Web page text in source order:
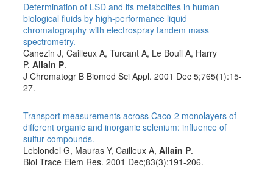
Determination of LSD and its metabolites in human
biological fluids by high-performance liquid
chromatography with electrospray tandem mass
spectrometry.
Canezin J, Cailleux A, Turcant A, Le Bouil A, Harry
P, Allain P.
J Chromatogr B Biomed Sci Appl. 2001 Dec 5;765(1):15-
27.
Transport measurements across Caco-2 monolayers of
different organic and inorganic selenium: influence of
sulfur compounds.
Leblondel G, Mauras Y, Cailleux A, Allain P.
Biol Trace Elem Res. 2001 Dec;83(3):191-206.